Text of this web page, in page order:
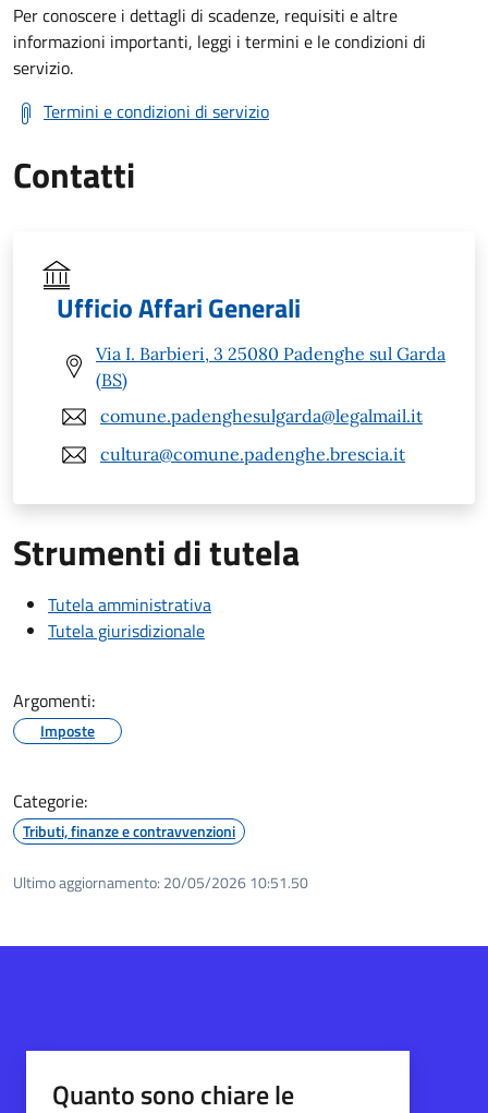
Per conoscere i dettagli di scadenze, requisiti e altre
informazioni importanti, leggi i termini e le condizioni di
servizio.
Termini e condizioni di servizio
Contatti
Ufficio Affari Generali
Via I. Barbieri, 3 25080 Padenghe sul Garda
(BS)
comune.padenghesulgarda@legalmail.it
cultura@comune.padenghe.brescia.it
Strumenti di tutela
Tutela amministrativa
Tutela giurisdizionale
Argomenti:
Imposte
Categorie:
Tributi, finanze e contravvenzioni
Ultimo aggiornamento: 20/05/2026 10:51.50
Quanto sono chiare le